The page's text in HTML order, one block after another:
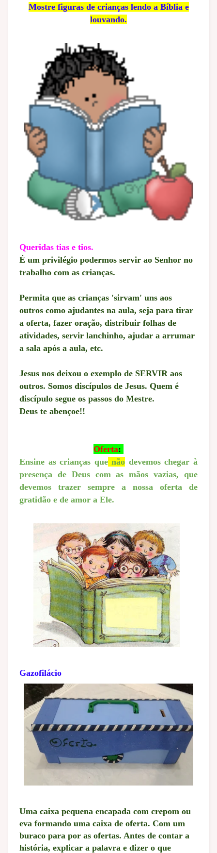
Mostre figuras de crianças lendo a Bíblia e
louvando.
Queridas tias e tios.
É um privilégio podermos servir ao Senhor no
trabalho com as crianças.
Permita que as crianças 'sirvam' uns aos
outros como ajudantes na aula, seja para tirar
a oferta, fazer oração, distribuir folhas de
atividades, servir lanchinho, ajudar a arrumar
a sala após a aula, etc.
Jesus nos deixou o exemplo de SERVIR aos
outros. Somos discípulos de Jesus. Quem é
discípulo segue os passos do Mestre.
Deus te abençoe!!
Oferta:
Ensine as crianças quenão devemos chegar à
presença de Deus com as mãos vazias, que
devemos trazer sempre a nossa oferta de
gratidão e de amor a Ele.
Gazofilácio
Uma caixa pequena encapada com crepom ou
eva formando uma caixa de oferta. Com um
buraco para por as ofertas. Antes de contar a
história, explicar a palavra e dizer o que